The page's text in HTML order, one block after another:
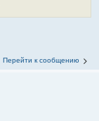
Перейти к сообщению